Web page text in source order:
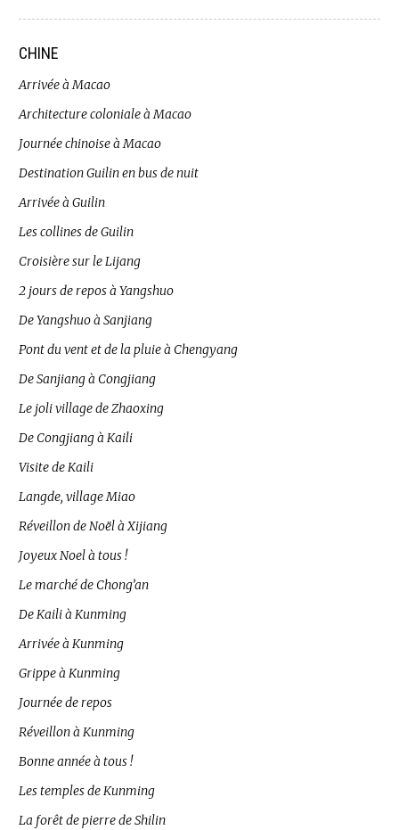
CHINE
Arrivée à Macao
Architecture coloniale à Macao
Journée chinoise à Macao
Destination Guilin en bus de nuit
Arrivée à Guilin
Les collines de Guilin
Croisière sur le Lijang
2 jours de repos à Yangshuo
De Yangshuo à Sanjiang
Pont du vent et de la pluie à Chengyang
De Sanjiang à Congjiang
Le joli village de Zhaoxing
De Congjiang à Kaili
Visite de Kaili
Langde, village Miao
Réveillon de Noël à Xijiang
Joyeux Noel à tous !
Le marché de Chong’an
De Kaili à Kunming
Arrivée à Kunming
Grippe à Kunming
Journée de repos
Réveillon à Kunming
Bonne année à tous !
Les temples de Kunming
La forêt de pierre de Shilin